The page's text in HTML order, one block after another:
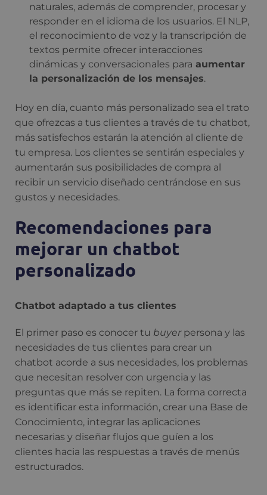
naturales, además de comprender, procesar y
responder en el idioma de los usuarios. El NLP,
el reconocimiento de voz y la transcripción de
textos permite ofrecer interacciones
dinámicas y conversacionales para aumentar
la personalización de los mensajes.
Hoy en día, cuanto más personalizado sea el trato
que ofrezcas a tus clientes a través de tu chatbot,
más satisfechos estarán la atención al cliente de
tu empresa. Los clientes se sentirán especiales y
aumentarán sus posibilidades de compra al
recibir un servicio diseñado centrándose en sus
gustos y necesidades.
Recomendaciones para
mejorar un chatbot
personalizado
Chatbot adaptado a tus clientes
El primer paso es conocer tu buyerpersona y las
necesidades de tus clientes para crear un
chatbot acorde a sus necesidades, los problemas
que necesitan resolver con urgencia y las
preguntas que más se repiten. La forma correcta
es identificar esta información, crear una Base de
Conocimiento, integrar las aplicaciones
necesarias y diseñar flujos que guíen a los
clientes hacia las respuestas a través de menús
estructurados.